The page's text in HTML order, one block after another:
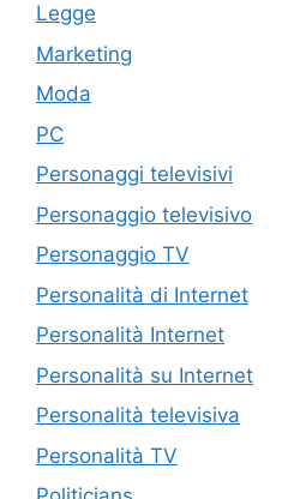
Legge
Marketing
Moda
PC
Personaggi televisivi
Personaggio televisivo
Personaggio TV
Personalità di Internet
Personalità Internet
Personalità su Internet
Personalità televisiva
Personalità TV